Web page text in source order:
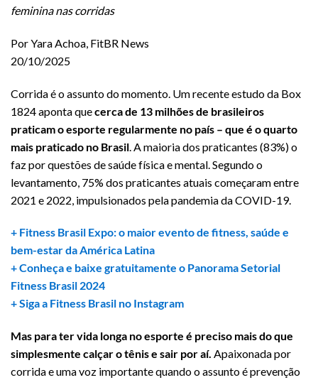
feminina nas corridas
Por Yara Achoa, FitBR News
20/10/2025
Corrida é o assunto do momento. Um recente estudo da Box
1824 aponta quecerca de 13 milhões de brasileiros
praticam o esporte regularmente no país – que é o quarto
mais praticado no Brasil . A maioria dos praticantes (83%) o
faz por questões de saúde física e mental. Segundo o
levantamento, 75% dos praticantes atuais começaram entre
2021 e 2022, impulsionados pela pandemia da COVID-19.
+ Fitness Brasil Expo: o maior evento de fitness, saúde e
bem-estar da América Latina
+ Conheça e baixe gratuitamente o Panorama Setorial
Fitness Brasil 2024
+ Siga a Fitness Brasil no Instagram
Mas para ter vida longa no esporte é preciso mais do que
simplesmente calçar o tênis e sair por aí. Apaixonada por
corrida e uma voz importante quando o assunto é prevenção